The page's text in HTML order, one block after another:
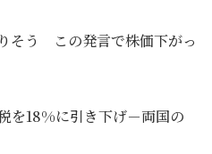
そう この発言で株価下がっ
を18%に引き下げ－両国の